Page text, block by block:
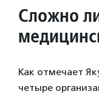
Сложно
Как отмечает
четыре